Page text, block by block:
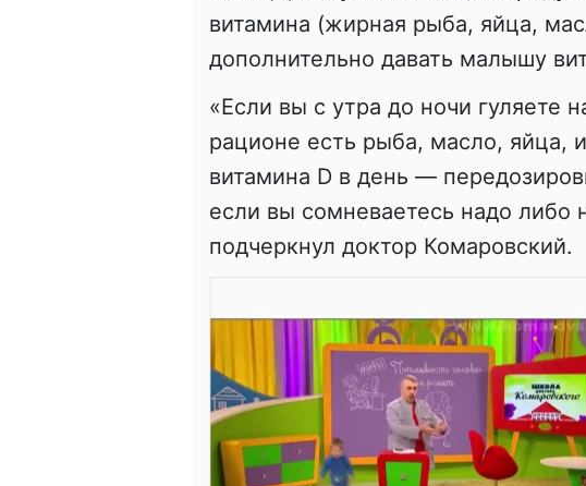
витамина (жирная рыба, яйца,
дополнительно давать малышу
«Если вы с утра до ночи гуляете
рационе есть рыба, масло, яйца,
витамина D в день —
если вы сомневаетесь надо либо
подчеркнул доктор Комаровский.